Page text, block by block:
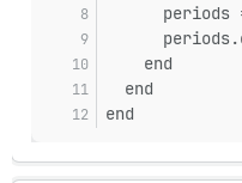
periods
    end
  end
end